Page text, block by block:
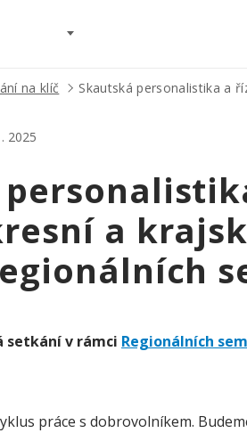
na klíč Skautská personalistika a
2025
a
setkání v rámci Regionálních
práce s dobrovolníkem.